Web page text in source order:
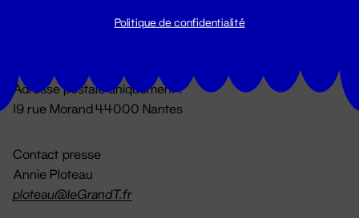
Du lundi au vendredi 14h → 18h
Adresse postale uniquement :
19 rue Morand 44000 Nantes
Contact presse
Annie Ploteau
ploteau@leGrandT.fr
Politique de confidentialité